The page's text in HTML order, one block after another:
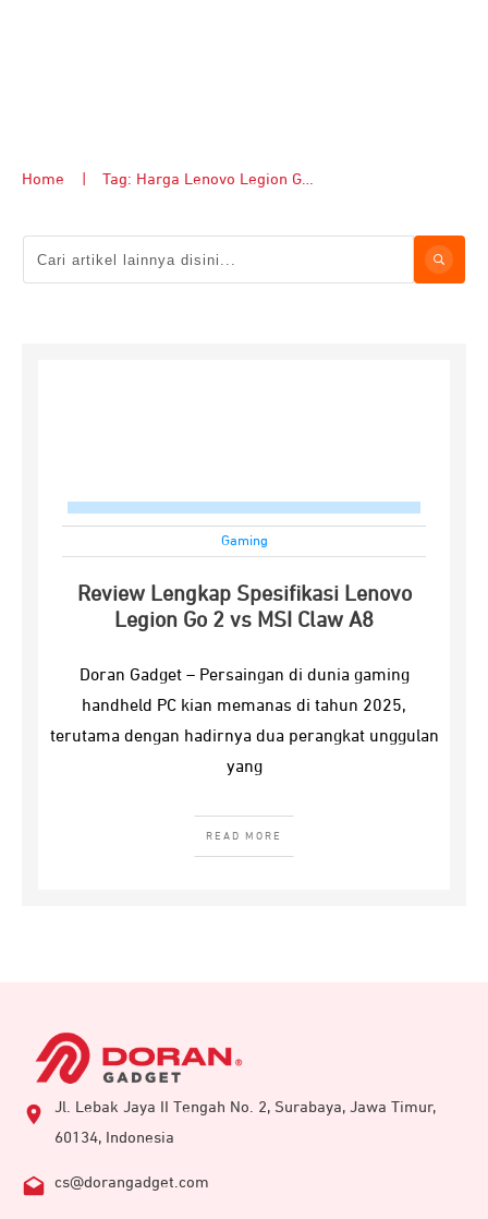
Home Tag: Harga Lenovo Legion Go 2 vs MSI Claw A8
Gaming
Review Lengkap Spesifikasi Lenovo
Legion Go 2 vs MSI Claw A8
Doran Gadget – Persaingan di dunia gaming
handheld PC kian memanas di tahun 2025,
terutama dengan hadirnya dua perangkat unggulan
yang
READ MORE
Jl. Lebak Jaya II Tengah No. 2, Surabaya, Jawa Timur,
60134, Indonesia
cs@dorangadget.com